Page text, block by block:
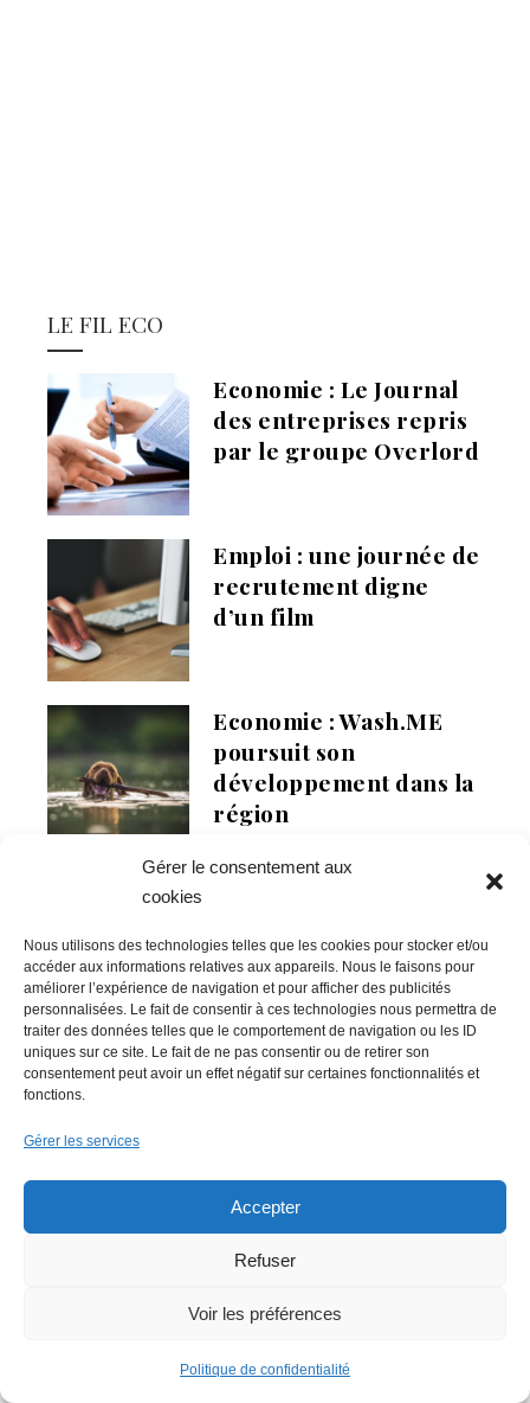
Gérer le consentement aux
cookies
Nous utilisons des technologies telles que les cookies pour stocker et/ou
accéder aux informations relatives aux appareils. Nous le faisons pour
améliorer l’expérience de navigation et pour afficher des publicités
personnalisées. Le fait de consentir à ces technologies nous permettra de
traiter des données telles que le comportement de navigation ou les ID
uniques sur ce site. Le fait de ne pas consentir ou de retirer son
consentement peut avoir un effet négatif sur certaines fonctionnalités et
fonctions.
Gérer les services
Accepter
Refuser
Voir les préférences
Politique de confidentialité
LE FIL ECO
Economie : Le Journal
des entreprises repris
par le groupe Overlord
Emploi : une journée de
recrutement digne
d’un film
Economie : Wash.ME
poursuit son
développement dans la
région
300 citoyens
Flowrette rachetée,
relocalise sa
Lire + d'infos éco